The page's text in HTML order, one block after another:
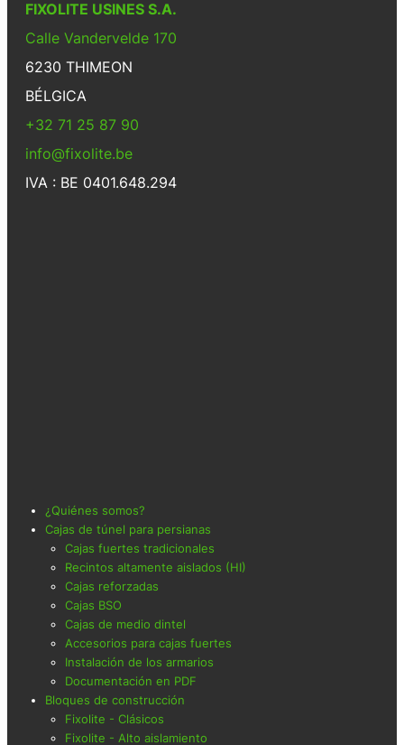
FIXOLITE USINES S.A.
Calle Vandervelde 170
6230 THIMEON
BÉLGICA
+32 71 25 87 90
info@fixolite.be
IVA : BE 0401.648.294
¿Quiénes somos?
Cajas de túnel para persianas
Cajas fuertes tradicionales
Recintos altamente aislados (HI)
Cajas reforzadas
Cajas BSO
Cajas de medio dintel
Accesorios para cajas fuertes
Instalación de los armarios
Documentación en PDF
Bloques de construcción
Fixolite - Clásicos
Fixolite - Alto aislamiento